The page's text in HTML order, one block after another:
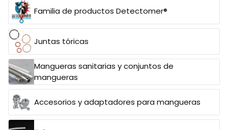
Familia de productos Detectomer®
Juntas tóricas
Mangueras sanitarias y conjuntos de
mangueras
Accesorios y adaptadores para mangueras